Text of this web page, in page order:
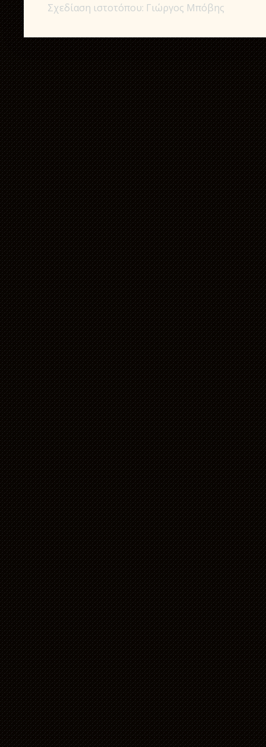
Σχεδίαση ιστοτόπου: Γιώργος Μπόβης